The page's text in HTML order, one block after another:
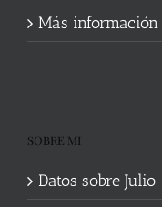
Más información
SOBRE MI
Datos sobre Julio